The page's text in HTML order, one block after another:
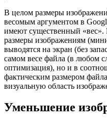
В целом размеры
весомым аргументом в
имеют существенный «вес».
размеры изображениям
выводятся на экран (без
самом весе файла (в любом
оптимизация), но и в
фактическим размером
визуальную область
Уменьшение